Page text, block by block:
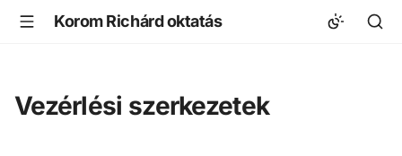
Korom Richárd oktatás
Vezérlési szerkezetek